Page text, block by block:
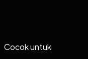
Cocok untuk